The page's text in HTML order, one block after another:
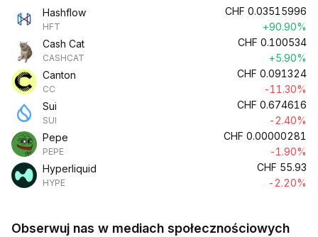
Hashflow
HFT
CHF 0.03515996
+90.90%
Cash Cat
CASHCAT
CHF 0.100534
+5.90%
Canton
CC
CHF 0.091324
-11.30%
Sui
SUI
CHF 0.674616
-2.40%
Pepe
PEPE
CHF 0.00000281
-1.90%
Hyperliquid
HYPE
CHF 55.93
-2.20%
Obserwuj nas w mediach społecznościowych